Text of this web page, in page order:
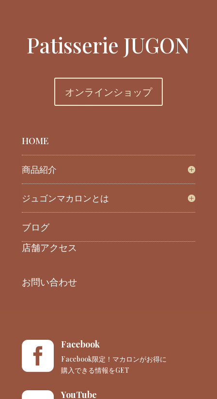
Patisserie JUGON
オンラインショップ
HOME
商品紹介
ジュゴンマカロンとは
ブログ
店舗アクセス
お問い合わせ
 Facebook
Facebook限定！マカロンがお得に
購入できる情報をGET
YouTube